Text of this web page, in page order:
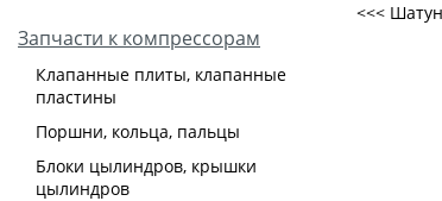
Запчасти к компрессорам
Клапанные плиты, клапанные
пластины
Поршни, кольца, пальцы
Блоки цылиндров, крышки
цылиндров
<<<